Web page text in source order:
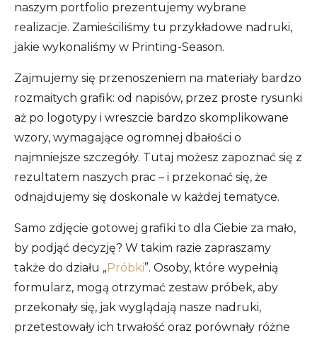
naszym portfolio prezentujemy wybrane
realizacje. Zamieściliśmy tu przykładowe nadruki,
jakie wykonaliśmy w Printing-Season.
Zajmujemy się przenoszeniem na materiały bardzo
rozmaitych grafik: od napisów, przez proste rysunki
aż po logotypy i wreszcie bardzo skomplikowane
wzory, wymagające ogromnej dbałości o
najmniejsze szczegóły. Tutaj możesz zapoznać się z
rezultatem naszych prac – i przekonać się, że
odnajdujemy się doskonale w każdej tematyce.
Samo zdjęcie gotowej grafiki to dla Ciebie za mało,
by podjąć decyzję? W takim razie zapraszamy
także do działu „Próbki”. Osoby, które wypełnią
formularz, mogą otrzymać zestaw próbek, aby
przekonały się, jak wyglądają nasze nadruki,
przetestowały ich trwałość oraz porównały różne